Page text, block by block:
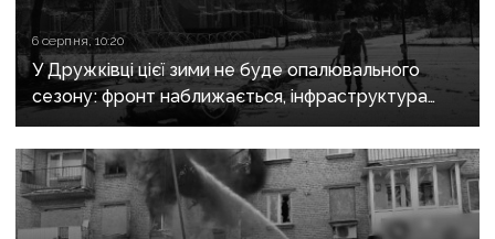
6 серпня, 10:20
У Дружківці цієї зими не буде опалювального
сезону: фронт наближається, інфраструктура
критично зруйнована